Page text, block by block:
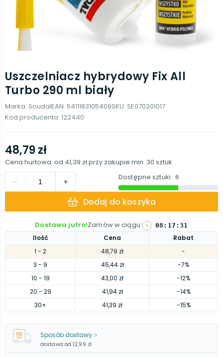
Uszczelniacz hybrydowy Fix All
Turbo 290 ml biały
Marka: SoudalEAN: 5411183105409SKU: SE070201017
Kod producenta: 122440
Ilość Cena
Rabat
1 - 2 48,79 zł
-
3 - 9 45,44 zł
-7%
10 - 19 43,00 zł
-12%
20 - 29 41,94 zł
-14%
30+ 41,39 zł -15%
48,79 zł
Cena hurtowa: od 41,39 złprzy zakupie min. 30 sztuk
Dostępne sztuki : 6
Dodaj do koszyka
Dostawa jutro!Zamów w ciągu: 08 : 17 :28
Sposób dostawy
dostawa od 12,99 zł